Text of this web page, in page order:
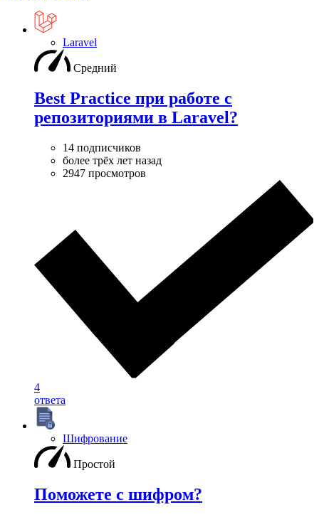
Laravel
Средний
Best Practice при работе с
репозиториями в Laravel?
14 подписчиков
более трёх лет назад
2947 просмотров
4
ответа
Шифрование
Простой
Поможете с шифром?